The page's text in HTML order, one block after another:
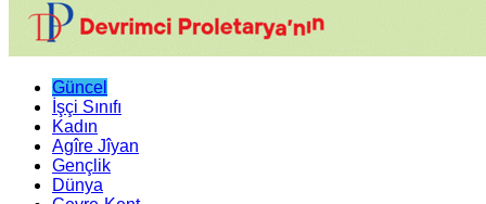
Güncel
İşçi Sınıfı
Kadın
Agîre Jîyan
Gençlik
Dünya